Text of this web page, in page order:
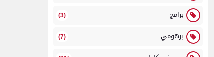
برامج (3)
برهومي (7)